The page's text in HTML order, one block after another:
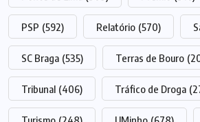
PSP (592) Relatório (570)
SC Braga (535) Terras de Bouro
Tribunal (406) Tráfico de Droga